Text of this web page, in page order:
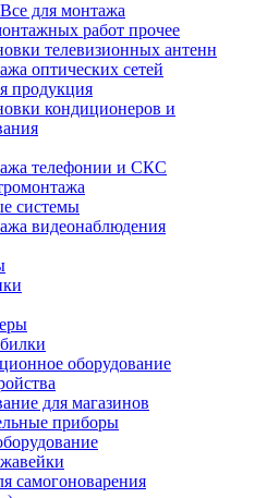
Все для монтажа
работ прочее
телевизионных антенн
оптических сетей
продукция
кондиционеров и
телефонии и СКС
системы
видеонаблюдения
оборудование
для магазинов
приборы
самогоноварения